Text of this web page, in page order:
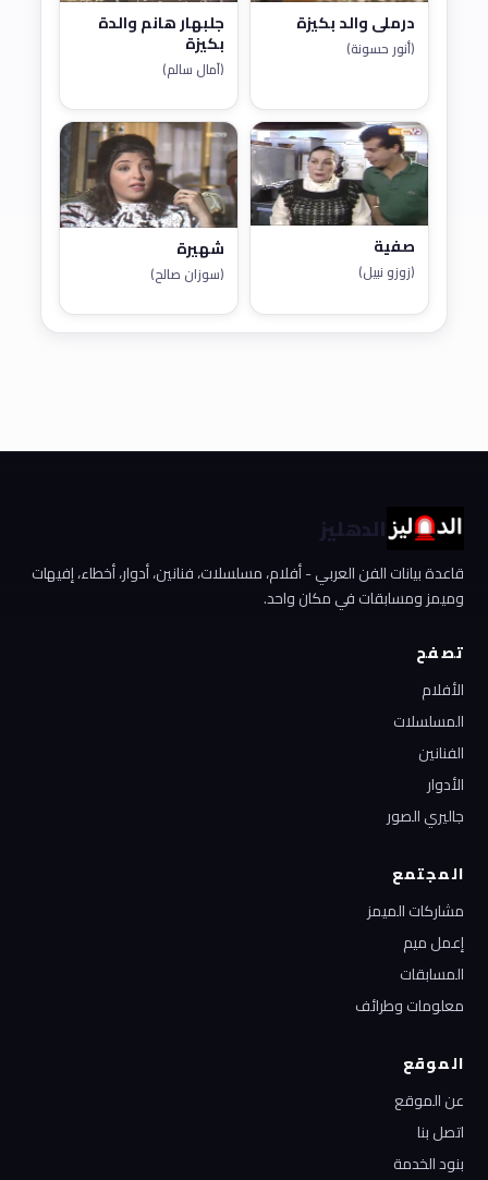
درملي والد بكيزة
(أنور حسونة)
جلبهار هانم والدة
بكيزة
(آمال سالم)
صفية
(زوزو نبيل)
شهيرة
(سوزان صالح)
الدهليز
قاعدة بيانات الفن العربي - أفلام، مسلسلات، فنانين، أدوار، أخطاء، إفيهات
وميمز ومسابقات في مكان واحد.
تصفح
الأفلام
المسلسلات
الفنانين
الأدوار
جاليري الصور
المجتمع
مشاركات الميمز
إعمل ميم
المسابقات
معلومات وطرائف
الموقع
عن الموقع
اتصل بنا
بنود الخدمة